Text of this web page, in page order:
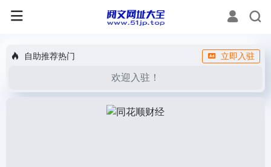
自助推荐热门 立即入驻
欢迎入驻！